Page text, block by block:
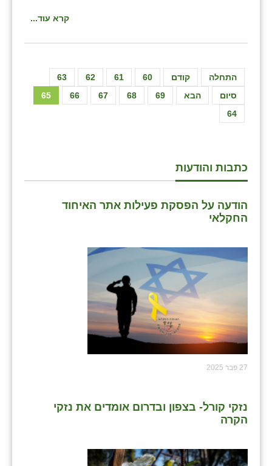
קרא עוד...
התחלה קודם 60
61
62
63
64
65 66 67 68 69 הבא סיום
כתבות והודעות
הודעה על הפסקת פעילות אתר האיחוד
החקלאי
27 פבר 2025
נזקי קורל- בצפון ובדרום אומדים את נזקי
הקרה